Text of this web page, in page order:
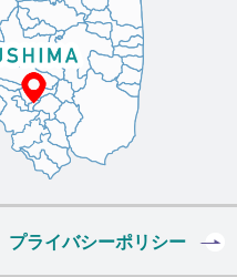
プライバシーポリシー